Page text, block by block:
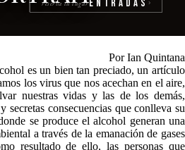
reserva tu lugarEntradas ›
Por Ian Quintana
es un bien tan preciado, un artículo
los virus que nos acechan en el aire,
nuestras vidas y las de los demás,
secretas consecuencias que conlleva su
se produce el alcohol generan una
a través de la emanación de gases
resultado de ello, las personas que